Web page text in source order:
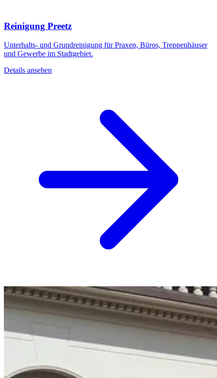
Reinigung Preetz
Unterhalts- und Grundreinigung für Praxen, Büros, Treppenhäuser
und Gewerbe im Stadtgebiet.
Details ansehen